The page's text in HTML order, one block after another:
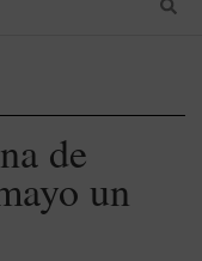
de
un